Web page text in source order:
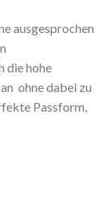
ausgesprochen
die hohe
ohne dabei zu
Passform,